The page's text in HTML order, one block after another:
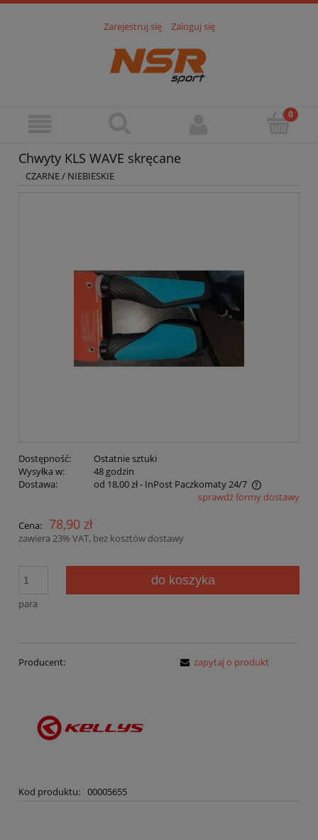
Zarejestruj się Zaloguj się
Chwyty KLS WAVE skręcane
CZARNE / NIEBIESKIE
Dostępność:
Ostatnie sztuki
Wysyłka w:
48 godzin
Dostawa:
od 18,00 zł- InPost Paczkomaty 24/7
Cena nie zawiera ewentualnych kosztów płatnościsprawdź formy dostawy
Cena: 78,90 zł
zawiera 23% VAT, bez kosztów dostawy
para
do koszyka
Producent:
Kod produktu: 00005655
zapytaj o produkt